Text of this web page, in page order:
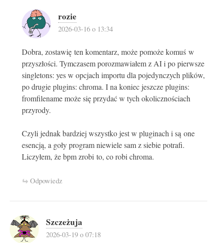
rozie
2026-03-16 o 13:34
Dobra, zostawię ten komentarz, może pomoże komuś w
przyszłości. Tymczasem porozmawiałem z AI i po pierwsze
singletons: yes w opcjach importu dla pojedynczych plików,
po drugie plugins: chroma. I na koniec jeszcze plugins:
fromfilename może się przydać w tych okolicznościach
przyrody.
Czyli jednak bardziej wszystko jest w pluginach i są one
esencją, a goły program niewiele sam z siebie potrafi.
Liczyłem, że bpm zrobi to, co robi chroma.
Odpowiedz
Szczeżuja
2026-03-19 o 07:18